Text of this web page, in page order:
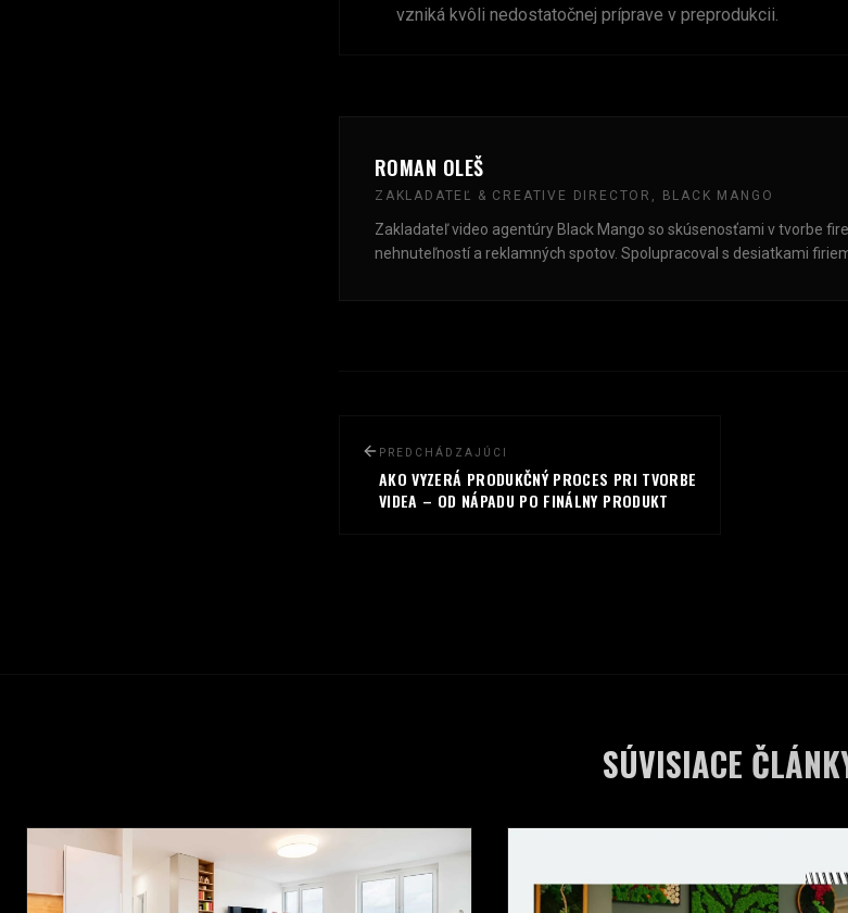
vzniká kvôli nedostatočnej príprave v preprodukcii.
ROMAN OLEŠ
ZAKLADATEĽ & CREATIVE DIRECTOR, BLACK MANGO
Zakladateľ video agentúry Black Mango so skúsenosťami v tvorbe
nehnuteľností a reklamných spotov. Spolupracoval s desiatkami
PREDCHÁDZAJÚCI
AKO VYZERÁ PRODUKČNÝ PROCES PRI TVORBE
VIDEA – OD NÁPADU PO FINÁLNY PRODUKT
SÚVISIACE